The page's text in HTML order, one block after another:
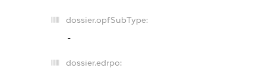
dossier.opfSubType:
-
dossier.edrpo: